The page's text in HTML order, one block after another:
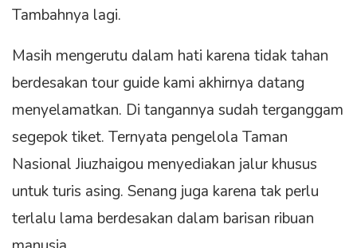
Tambahnya lagi.
Masih mengerutu dalam hati karena tidak tahan
berdesakan tour guide kami akhirnya datang
menyelamatkan. Di tangannya sudah terganggam
segepok tiket. Ternyata pengelola Taman
Nasional Jiuzhaigou menyediakan jalur khusus
untuk turis asing. Senang juga karena tak perlu
terlalu lama berdesakan dalam barisan ribuan